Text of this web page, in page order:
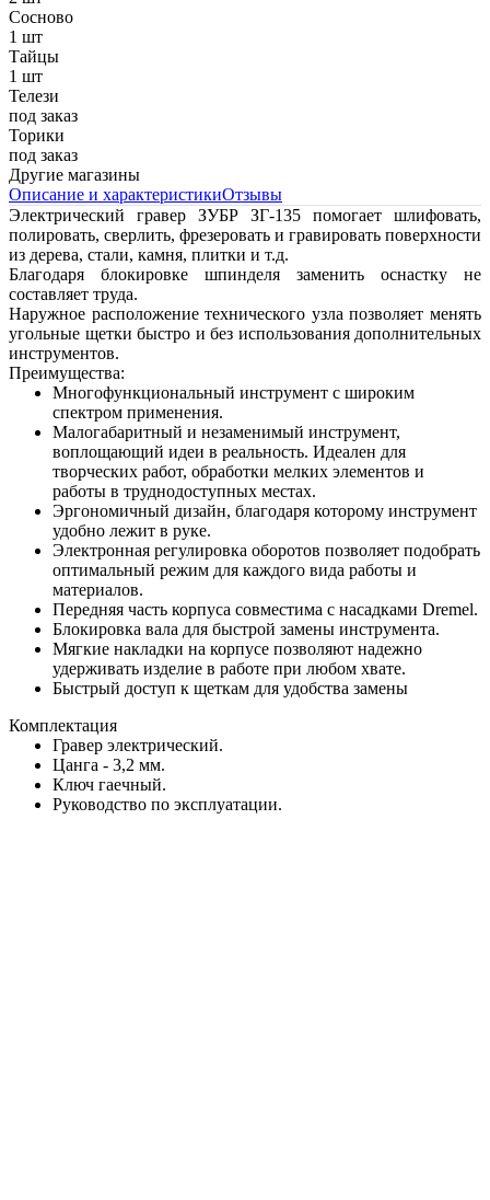
Сосново
1 шт
Тайцы
1 шт
Телези
под заказ
Торики
под заказ
Другие магазины
Описание и характеристикиОтзывы
Электрический гравер ЗУБР ЗГ-135 помогает шлифовать,
полировать, сверлить, фрезеровать и гравировать поверхности
из дерева, стали, камня, плитки и т.д.
Благодаря блокировке шпинделя заменить оснастку не
составляет труда.
Наружное расположение технического узла позволяет менять
угольные щетки быстро и без использования дополнительных
инструментов.
Преимущества:
Многофункциональный инструмент с широким
спектром применения.
Малогабаритный и незаменимый инструмент,
воплощающий идеи в реальность. Идеален для
творческих работ, обработки мелких элементов и
работы в труднодоступных местах.
Эргономичный дизайн, благодаря которому инструмент
удобно лежит в руке.
Электронная регулировка оборотов позволяет подобрать
оптимальный режим для каждого вида работы и
материалов.
Передняя часть корпуса совместима с насадками Dremel.
Блокировка вала для быстрой замены инструмента.
Мягкие накладки на корпусе позволяют надежно
удерживать изделие в работе при любом хвате.
Быстрый доступ к щеткам для удобства замены
Комплектация
Гравер электрический.
Цанга - 3,2 мм.
Ключ гаечный.
Руководство по эксплуатации.